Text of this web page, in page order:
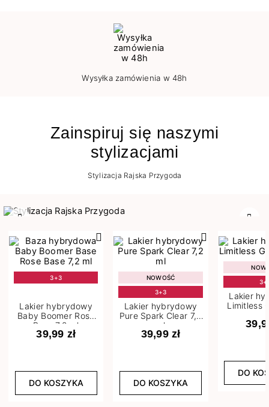
Wysyłka zamówienia w 48h
Zainspiruj się naszymi
stylizacjami
Stylizacja Rajska Przygoda
3+3
Lakier hybrydowy
Baby Boomer Rose
Base 7,2 ml
39,99 zł
DO KOSZYKA
NOWOŚĆ
3+3
Lakier hybrydowy
Pure Spark Clear 7,2
ml
39,99 zł
DO KOSZYKA
Lakier
Limitless
DO